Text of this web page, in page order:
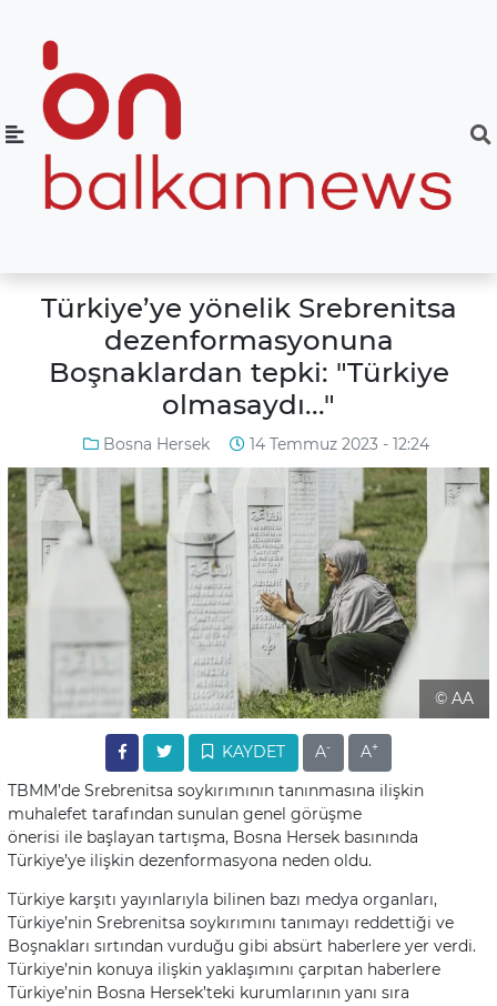
Türkiye’ye yönelik Srebrenitsa
dezenformasyonuna
Boşnaklardan tepki: "Türkiye
olmasaydı..."
Bosna Hersek 14 Temmuz 2023 - 12:24
© AA
KAYDET A- A+
TBMM’de Srebrenitsa soykırımının tanınmasına ilişkin
muhalefet tarafından sunulan genel görüşme
önerisi ile başlayan tartışma, Bosna Hersek basınında
Türkiye’ye ilişkin dezenformasyona neden oldu.
Türkiye karşıtı yayınlarıyla bilinen bazı medya organları,
Türkiye’nin Srebrenitsa soykırımını tanımayı reddettiği ve
Boşnakları sırtından vurduğu gibi absürt haberlere yer verdi.
Türkiye’nin konuya ilişkin yaklaşımını çarpıtan haberlere
Türkiye’nin Bosna Hersek’teki kurumlarının yanı sıra